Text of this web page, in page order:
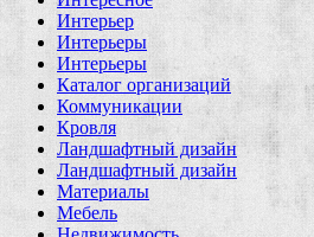
Интерьер
Интерьеры
Интерьеры
Каталог организаций
Коммуникации
Кровля
Ландшафтный дизайн
Ландшафтный дизайн
Материалы
Мебель